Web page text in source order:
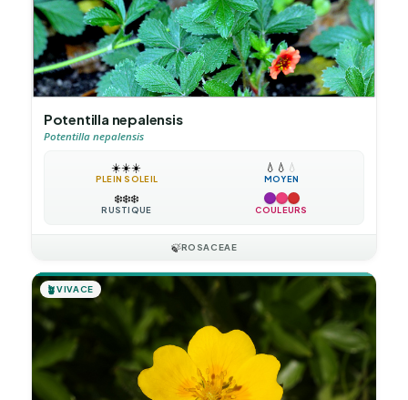
Potentilla nepalensis
Potentilla nepalensis
☀️☀️☀️
PLEIN SOLEIL
💧 💧 💧
MOYEN
❄️❄️❄️
RUSTIQUE COULEURS
🍃ROSACEAE
🪴VIVACE